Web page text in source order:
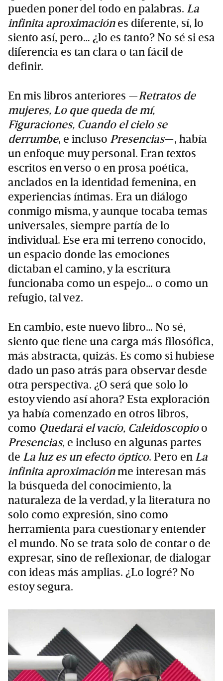
pueden poner del todo en palabras. La
infinita aproximaciónes diferente, sí, lo
siento así, pero… ¿lo es tanto? No sé si esa
diferencia es tan clara o tan fácil de
definir.
En mis libros anteriores —Retratos de
mujeres, Lo que queda de mí,
Figuraciones, Cuando el cielo se
derrumbe, e incluso Presencias—, había
un enfoque muy personal. Eran textos
escritos en verso o en prosa poética,
anclados en la identidad femenina, en
experiencias íntimas. Era un diálogo
conmigo misma, y aunque tocaba temas
universales, siempre partía de lo
individual. Ese era mi terreno conocido,
un espacio donde las emociones
dictaban el camino, y la escritura
funcionaba como un espejo… o como un
refugio, tal vez.
En cambio, este nuevo libro… No sé,
siento que tiene una carga más filosófica,
más abstracta, quizás. Es como si hubiese
dado un paso atrás para observar desde
otra perspectiva. ¿O será que solo lo
estoy viendo así ahora? Esta exploración
ya había comenzado en otros libros,
como Quedará el vacío, Caleidoscopioo
Presencias, e incluso en algunas partes
de La luz es un efecto óptico. Pero en La
infinita aproximaciónme interesan más
la búsqueda del conocimiento, la
naturaleza de la verdad, y la literatura no
solo como expresión, sino como
herramienta para cuestionar y entender
el mundo. No se trata solo de contar o de
expresar, sino de reflexionar, de dialogar
con ideas más amplias. ¿Lo logré? No
estoy segura.